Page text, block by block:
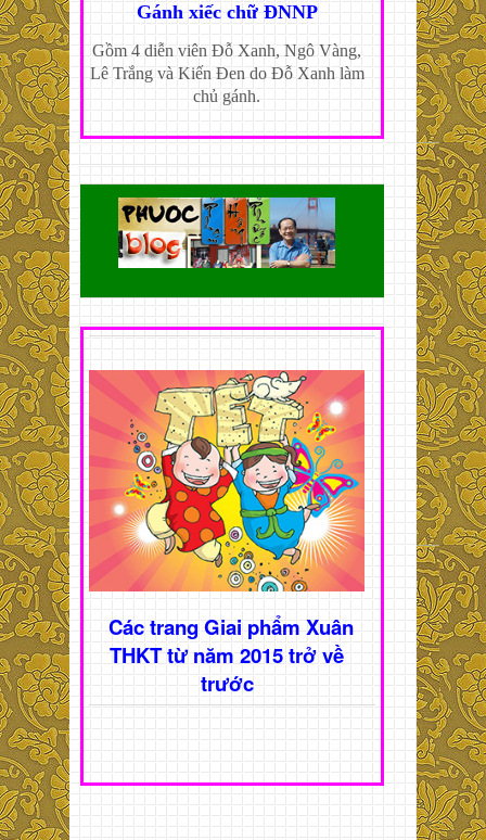
Gánh xiếc chữ ĐNNP
Gồm 4 diễn viên Đỗ Xanh, Ngô Vàng,
Lê Trắng và Kiến Đen do Đỗ Xanh làm
chủ gánh.
Các trang Giai phẩm Xuân
THKT từ năm 2015 trở về
trước